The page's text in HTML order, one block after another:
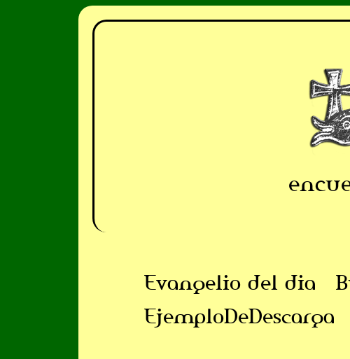
Evangelio del dia
EjemploDeDescarga